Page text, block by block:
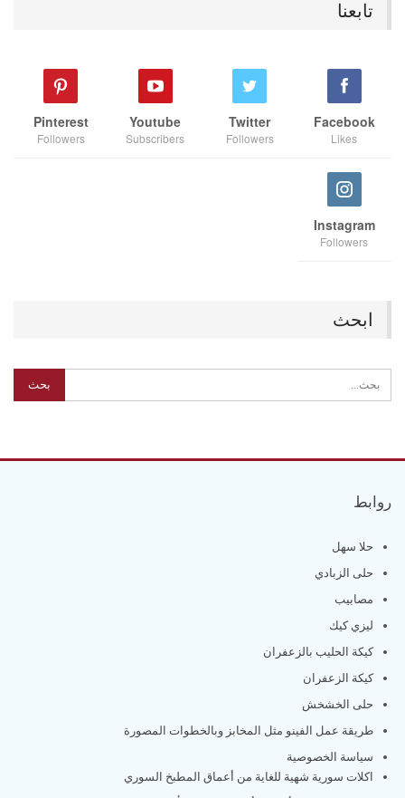
تابعنا
Facebook
Likes
Twitter
Followers
Youtube
Subscribers
Pinterest
Followers
Instagram
Followers
ابحث
روابط
حلا سهل
حلى الزبادي
مصابيب
ليزي كيك
كيكة الحليب بالزعفران
كيكة الزعفران
حلى الخشخش
طريقة عمل الفينو مثل المخابز وبالخطوات المصورة
سياسة الخصوصية
اكلات سورية شهية للغاية من أعماق المطبخ السوري